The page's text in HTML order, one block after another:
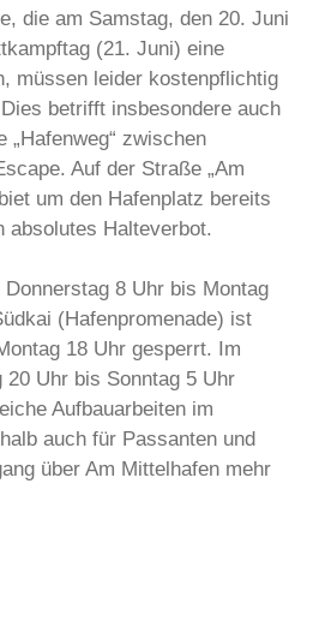
die am Samstag, den 20. Juni
(21. Juni) eine
müssen leider kostenpflichtig
betrifft insbesondere auch
„Hafenweg“ zwischen
Auf der Straße „Am
um den Hafenplatz bereits
absolutes Halteverbot.
8 Uhr bis Montag
(Hafenpromenade) ist
18 Uhr gesperrt. Im
Uhr bis Sonntag 5 Uhr
Aufbauarbeiten im
auch für Passanten und
über Am Mittelhafen mehr